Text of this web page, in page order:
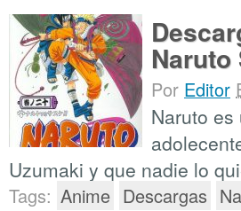
Naruto
Por Editor
Naruto
Uzumaki y que nadie lo
Tags: Anime Descargas